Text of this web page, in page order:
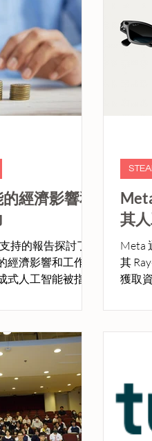
經濟影響和
持的報告探討了
濟影響和工作技
人工智能被指為
經濟增長。
其
Meta
其
獲取
通過